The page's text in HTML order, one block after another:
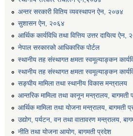
अन्तर सरकारी वितिय व्यवस्थापन ऐन, २०७४
सुशासन ऐन, २०६४
आर्थिक कार्यविधि तथा वित्तिय उत्तर दायित्व ऐन,
नेपाल सरकारको आधिकारिक पोर्टल
स्थानीय तह संस्थागत क्षमता स्वमूल्याङ्कन
स्थानीय तह संस्थागत क्षमता स्वमूल्याङ्कन
सङ्घीय मामिला तथा स्थानीय विकास मन्त्रालय
आन्तरिक मामिला तथा कानून मन्त्रालय, बागमती
आर्थिक मामिला तथा योजना मन्त्रालय, बागमती
उद्योग, पर्यटन, वन तथा वातावरण मन्त्रालय,
नीति तथा योजना आयोग, बागमती प्रदेश